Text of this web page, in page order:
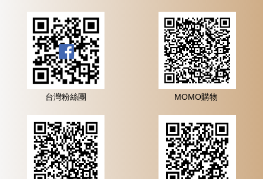
台灣粉絲團 MOMO購物